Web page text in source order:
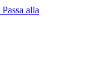
Passa alla